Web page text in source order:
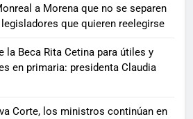
a Morena que no se separen
que quieren reelegirse
la Beca Rita Cetina para útiles y
en primaria: presidenta Claudia
Corte, los ministros continúan en